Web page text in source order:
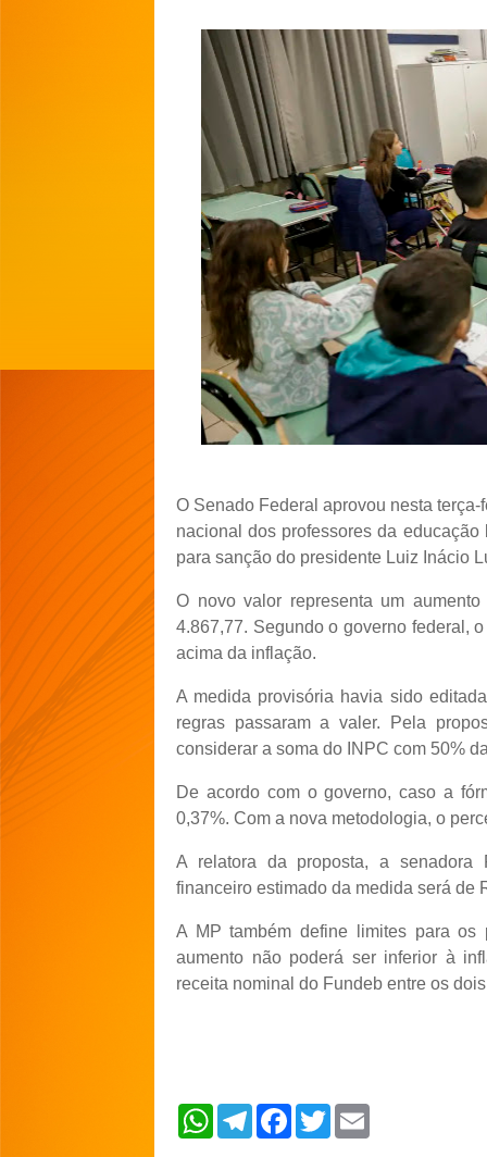
O Senado Federal aprovou nesta
nacional dos professores da
para sanção do presidente Luiz Inácio
O novo valor representa um
4.867,77. Segundo o governo federal,
acima da inflação.
A medida provisória havia sido
regras passaram a valer. Pela
considerar a soma do INPC com 50%
De acordo com o governo, caso a
0,37%. Com a nova metodologia, o
A relatora da proposta, a senadora
financeiro estimado da medida será de
A MP também define limites para os
aumento não poderá ser inferior à
receita nominal do Fundeb entre os
W
T
e
F
a
T
w